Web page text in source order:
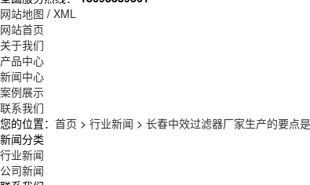
网站地图 / XML
网站首页
关于我们
产品中心
新闻中心
案例展示
联系我们
您的位置： 首页 > 行业新闻 > 长春中效过滤器厂家生产的要点
新闻分类
行业新闻
公司新闻